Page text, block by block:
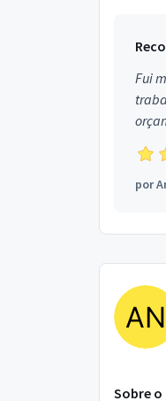
Fui
por
Sobre